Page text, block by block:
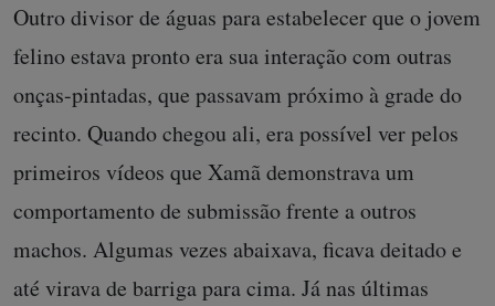
Outro divisor de águas para estabelecer que o jovem
felino estava pronto era sua interação com outras
onças-pintadas, que passavam próximo à grade do
recinto. Quando chegou ali, era possível ver pelos
primeiros vídeos que Xamã demonstrava um
comportamento de submissão frente a outros
machos. Algumas vezes abaixava, ficava deitado e
até virava de barriga para cima. Já nas últimas